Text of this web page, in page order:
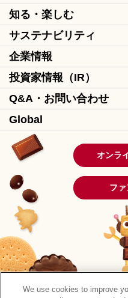
知る・楽しむ
サステナビリティ
企業情報
投資家情報（IR）
Q&A・お問い合わせ
Global
オンラ
ファ
We use cookies to improve